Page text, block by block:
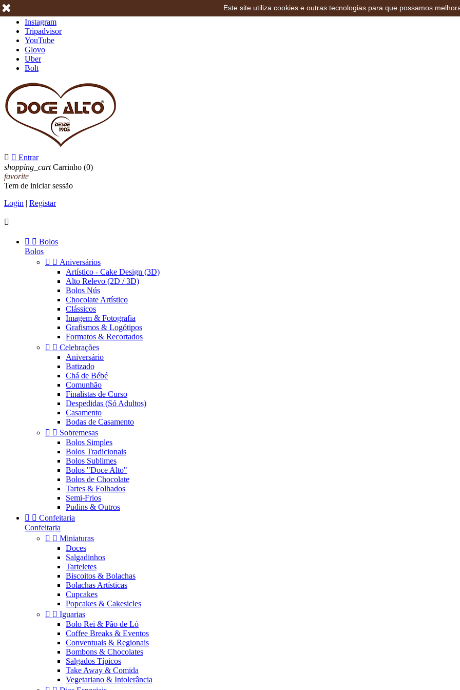
Instagram
Tripadvisor
YouTube
Glovo
Uber
Bolt
  Entrar
shopping_cart Carrinho (0)
favorite
Tem de iniciar sessão
Login | Registar

  Bolos
Bolos
  Aniversários
Artístico - Cake Design (3D)
Alto Relevo (2D / 3D)
Bolos Nús
Chocolate Artístico
Clássicos
Imagem & Fotografia
Grafismos & Logótipos
Formatos & Recortados
  Celebrações
Aniversário
Batizado
Chá de Bébé
Comunhão
Finalistas de Curso
Despedidas (Só Adultos)
Casamento
Bodas de Casamento
  Sobremesas
Bolos Simples
Bolos Tradicionais
Bolos Sublimes
Bolos "Doce Alto"
Bolos de Chocolate
Tartes & Folhados
Semi-Frios
Pudins & Outros
  Confeitaria
Confeitaria
  Miniaturas
Doces
Salgadinhos
Tarteletes
Biscoitos & Bolachas
Bolachas Artísticas
Cupcakes
Popcakes & Cakesicles
  Iguarias
Bolo Rei & Pão de Ló
Coffee Breaks & Eventos
Conventuais & Regionais
Bombons & Chocolates
Salgados Típicos
Take Away & Comida
Vegetariano & Intolerância
Este site utiliza cookies e outras tecnologias para que possamos